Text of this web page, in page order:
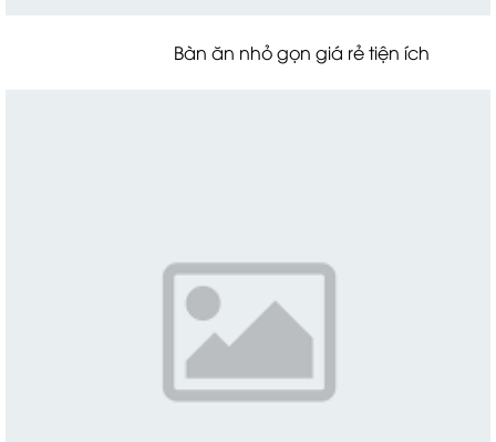
Bàn ăn nhỏ gọn giá rẻ tiện ích